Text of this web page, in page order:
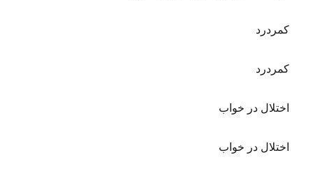
کمردرد
کمردرد
اختلال در خواب
اختلال در خواب